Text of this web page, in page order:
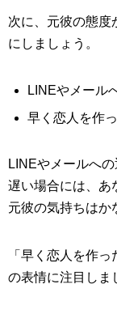
次に、元彼の態度
にしましょう。
LINEやメール
早く恋人を作
LINEやメールへ
遅い場合には、あ
元彼の気持ちはか
「早く恋人を作
の表情に注目しま